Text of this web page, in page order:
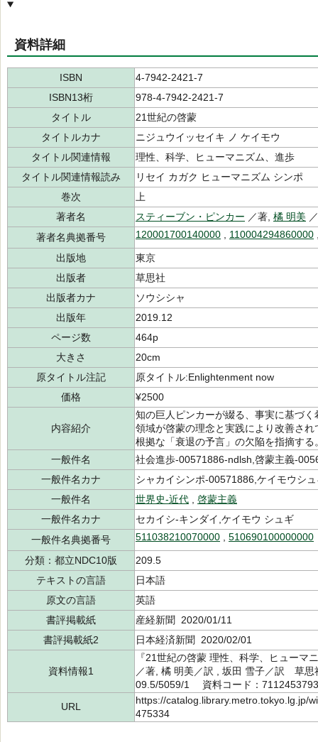
資料詳細
ISBN
4-7942-2421-7
ISBN13桁
978-4-7942-2421-7
タイトル
21世紀の啓蒙
タイトルカナ
ニジュウイッセイキ ノ ケイモウ
タイトル関連情報
理性、科学、ヒューマニズム、進歩
タイトル関連情報読み
リセイ カガク ヒューマニズム シンポ
巻次
上
著者名
スティーブン・ピンカー ／著, 橘 明美
著者名典拠番号
120001700140000 110004294860000
出版地
東京
出版者
草思社
出版者カナ
ソウシシャ
出版年
2019.12
ページ数
464p
大きさ
20cm
原タイトル注記
原タイトル:Enlightenment now
価格
¥2500
内容紹介
知の巨人ピンカーが綴る、事実に基づ
領域が啓蒙の理念と実践により改善さ
根拠な「衰退の予言」の欠陥を指摘する
一般件名
社会進歩-00571886-ndlsh,啓蒙主義-
一般件名カナ
シャカイシンポ-00571886,ケイモウシ
一般件名
世界史-近代
啓蒙主義
一般件名カナ
セカイシ-キンダイ,ケイモウ シュギ
一般件名典拠番号
511038210070000 510690100000000
分類：都立NDC10版
209.5
テキストの言語
日本語
原文の言語
英語
書評掲載紙
産経新聞 2020/01/11
書評掲載紙2
日本経済新聞 2020/02/01
資料情報1
『21世紀の啓蒙 理性、科学、ヒュー
／著, 橘 明美／訳 , 坂田 雪子／訳 草
09.5/5059/1 資料コード：
URL
https://catalog.library.metro.tokyo.lg.jp/
475334